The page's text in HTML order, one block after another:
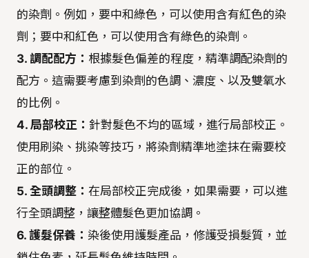
的染劑。例如，要中和綠色，可以使用含有紅色的染
劑；要中和紅色，可以使用含有綠色的染劑。
3. 調配配方： 根據髮色偏差的程度，精準調配染劑的
配方。這需要考慮到染劑的色調、濃度、以及雙氧水
的比例。
4. 局部校正： 針對髮色不均的區域，進行局部校正。
使用刷染、挑染等技巧，將染劑精準地塗抹在需要校
正的部位。
5. 全頭調整： 在局部校正完成後，如果需要，可以進
行全頭調整，讓整體髮色更加協調。
6. 護髮保養： 染後使用護髮產品，修護受損髮質，並